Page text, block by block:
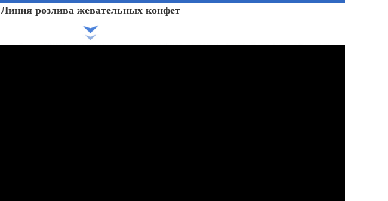
Линия розлива жевательных конфет